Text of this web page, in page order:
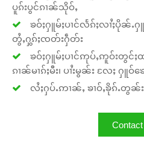
ပူၵ်းပွင်ၵၢၼ်သိုဝ်ႇ
ၶဝ်ႈႁူမ်ႈပၢင်လႅၵ်ႈလၢႆႈပိုၼ်ႉ
တွႆႇႁွၵ်ႈၸတ်းႁဵတ်း
ၶဝ်ႈႁူမ်ႈပၢင်ဢုပ်ႇဢူဝ်းတွင်ႈထ
ၵၢၼ်မၢၵ်ႈမီး၊ ပၢႆးမွၼ်း လႄႈ ႁူဝ်
လႆႈႁပ်ႉဢၢၼ်ႇ ၶၢဝ်ႇၶိုၵ်ႉတွ
Contact